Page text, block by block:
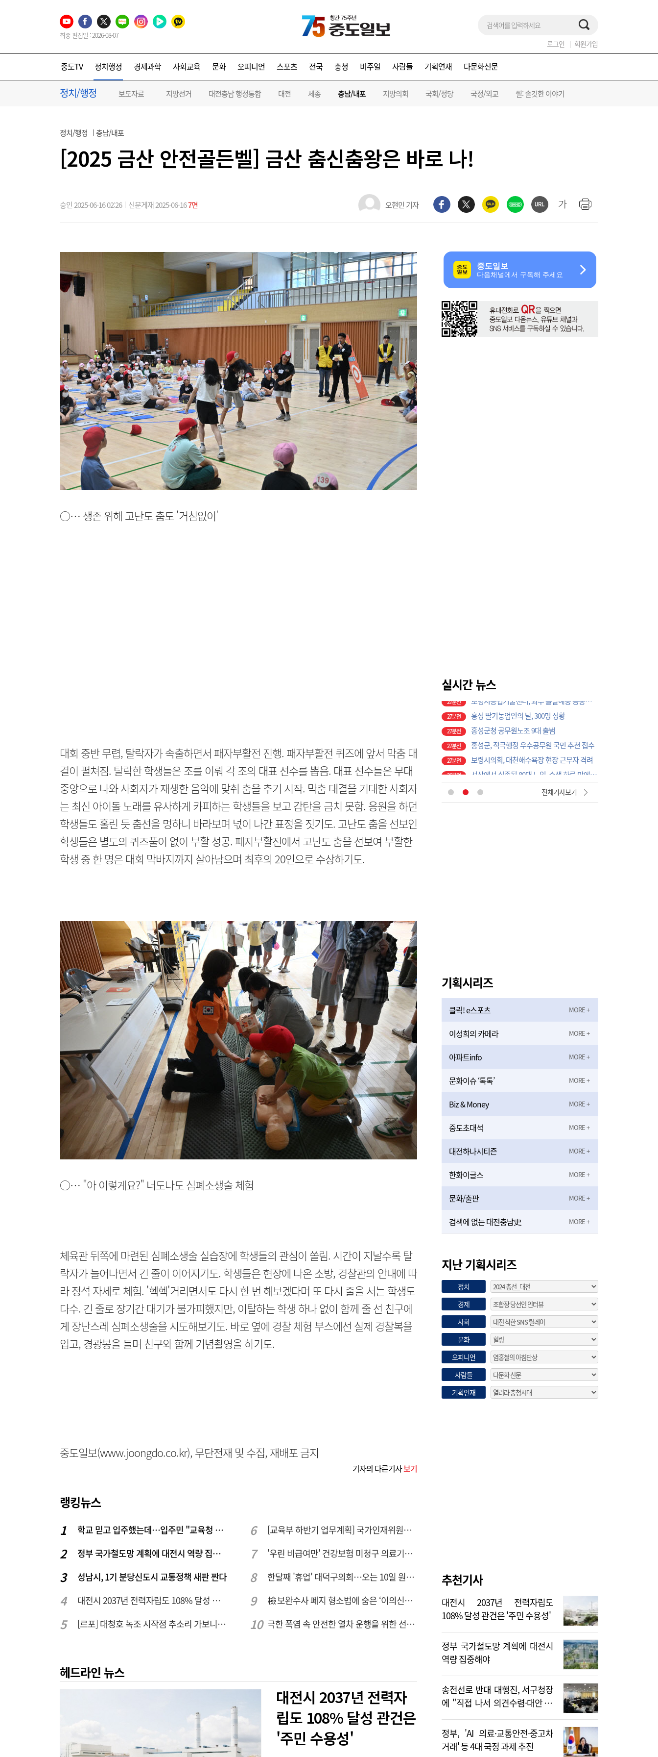
최종 편집일 : 2026-08-07
로그인 회원가입
중도TV 정치행정 경제과학 사회교육 문화 오피니언 스포츠 전국 충청 비주얼 사람들 기획연재 다문화신문
정치/행정 보도자료 지방선거 대전충남 행정통합 대전 세종 충남/내포 지방의회 국회/정당 국정/외교 썰: 솔깃한 이야기
정치/행정 충남/내포
[2025 금산 안전골든벨] 금산 춤신춤왕은 바로 나!
승인 2025-06-16 02:26 신문게재 2025-06-167면 오현민 기자
○… 생존 위해 고난도 춤도 '거침없이'
대회 중반 무렵, 탈락자가 속출하면서 패자부활전 진행. 패자부활전 퀴즈에 앞서 막춤 대
결이 펼쳐짐. 탈락한 학생들은 조를 이뤄 각 조의 대표 선수를 뽑음. 대표 선수들은 무대
중앙으로 나와 사회자가 재생한 음악에 맞춰 춤을 추기 시작. 막춤 대결을 기대한 사회자
는 최신 아이돌 노래를 유사하게 카피하는 학생들을 보고 감탄을 금치 못함. 응원을 하던
학생들도 홀린 듯 춤선을 멍하니 바라보며 넋이 나간 표정을 짓기도. 고난도 춤을 선보인
학생들은 별도의 퀴즈풀이 없이 부활 성공. 패자부활전에서 고난도 춤을 선보여 부활한
학생 중 한 명은 대회 막바지까지 살아남으며 최후의 20인으로 수상하기도.
○… "아 이렇게요?" 너도나도 심폐소생술 체험
체육관 뒤쪽에 마련된 심폐소생술 실습장에 학생들의 관심이 쏠림. 시간이 지날수록 탈
락자가 늘어나면서 긴 줄이 이어지기도. 학생들은 현장에 나온 소방, 경찰관의 안내에 따
라 정석 자세로 체험. '헥헥'거리면서도 다시 한 번 해보겠다며 또 다시 줄을 서는 학생도
다수. 긴 줄로 장기간 대기가 불가피했지만, 이탈하는 학생 하나 없이 함께 줄 선 친구에
게 장난스레 심폐소생술을 시도해보기도. 바로 옆에 경찰 체험 부스에선 실제 경찰복을
입고, 경광봉을 들며 친구와 함께 기념촬영을 하기도.
중도일보(www.joongdo.co.kr), 무단전재 및 수집, 재배포 금지
기자의 다른기사보기
랭킹뉴스
학교 믿고 입주했는데…입주민 "교육청 중재 나서라"
정부 국가철도망 계획에 대전시 역량 집중해야
성남시, 1기 분당신도시 교통정책 새판 짠다
대전시 2037년 전력자립도 108% 달성 관건은 '주민 수용성'
[르포] 대청호 녹조 시작점 추소리 가보니…걷어내도 짙은 초록빛
[교육부 하반기 업무계획] 국가인재위원회 신설… 거점국립대 3곳 성장엔진·AI 분야 패키지 지원
'우린 비급여만' 건강보험 미청구 의료기관 대전 65곳 충남 31곳
한달째 '휴업' 대덕구의회…오는 10일 원구성 다시 돌입
檢 보완수사 폐지 형소법에 숨은 ‘이의신청 3개월 제한’…황운하는 30일 추진
극한 폭염 속 안전한 열차 운행을 위한 선로관리
헤드라인 뉴스
대전시 2037년 전력자
립도 108% 달성 관건은
'주민 수용성'
실시간 뉴스
27분전
홍성 딸기농업인의 날, 300명 성황
27분전 홍성군청 공무원노조 9대 출범
27분전 홍성군, 적극행정 우수공무원 국민 추천 접수
27분전 보령시의회, 대천해수욕장 현장 근무자 격려
36분전 서산에서 실종된 80대 노인, 수색 하루 만에 숨진 채 발견
44분전 서산 운산면 교회 화재…10여 분 만에 진화, 인명피해 없어
4분전 '맥도날드·세종시립박물관' 차례로 오픈… 고운동 정주여건 좋아진다
17분전
전체기사보기
기획시리즈
클릭! e스포츠
이성희의 카메라
아파트info
문화이슈 ‘톡톡’
Biz & Money
중도초대석
대전하나시티즌
한화이글스
문화/출판
검색에 없는 대전충남史
지난 기획시리즈
정치
경제
사회
문화
오피니언
사람들
기획연재
추천기사
대전시 2037년 전력자립도
108% 달성 관건은 '주민 수용성'
정부 국가철도망 계획에 대전시
역량 집중해야
송전선로 반대 대행진, 서구청장
에 "직접 나서 의견수렴·대안 제
시해야"
정부, 'AI 의료·교통안전·중고차
거래' 등 4대 국정 과제 추진